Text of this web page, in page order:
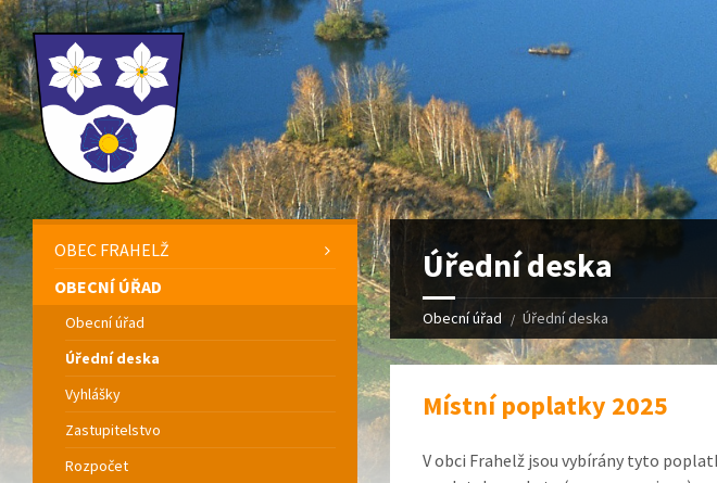
Úřední deska
Obecní úřad Úřední deska
Místní poplatky 2025
V obci Frahelž jsou vybírány tyto
OBEC FRAHELŽ
OBECNÍ ÚŘAD
Obecní úřad
Úřední deska
Vyhlášky
Zastupitelstvo
Rozpočet